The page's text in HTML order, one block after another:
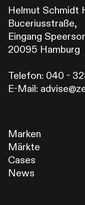
Helmut Schmidt
Buceriusstraße,
Eingang
20095 Hamburg
Telefon: 040 -
E-Mail:
Marken
Märkte
Cases
News